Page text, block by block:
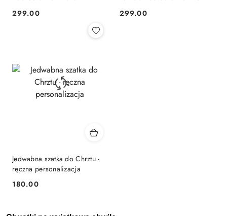
Cena:
299.00 Cena:
299.00
Jedwabna szatka do Chrztu -
ręczna personalizacja
Cena:
180.00